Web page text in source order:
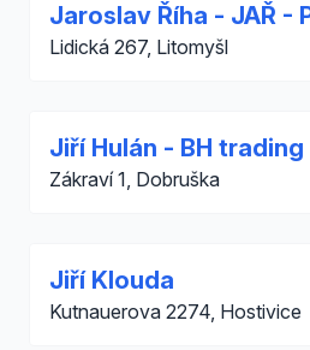
Jaroslav Říha - JAŘ -
Lidická 267, Litomyšl
Jiří Hulán - BH trading
Zákraví 1, Dobruška
Jiří Klouda
Kutnauerova 2274, Hostivice